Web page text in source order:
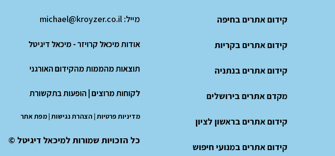
קידום אתרים בחיפה
קידום אתרים בקריות
קידום אתרים בנתניה
מקדם אתרים בירושלים
קידום אתרים בראשון לציון
קידום אתרים במנועי חיפוש
מייל: michael@kroyzer.co.il
אודות מיכאל קרויזר - מיכאל דיגיטל
תוצאות מהממות מהקידום האורגני
לקוחות מרוצים| הופעות בתקשורת
מדיניות פרטיות| הצהרת נגישות|מפת אתר
כל הזכויות שמורות למיכאל דיגיטל ©